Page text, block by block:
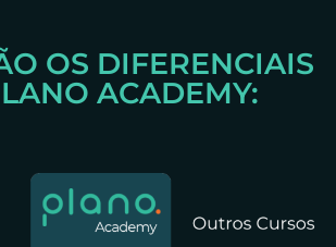
OS DIFERENCIAIS
ACADEMY: